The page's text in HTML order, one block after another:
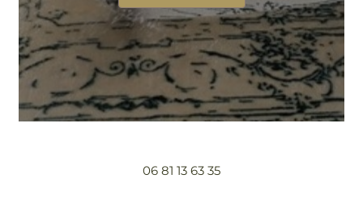
06 81 13 63 35